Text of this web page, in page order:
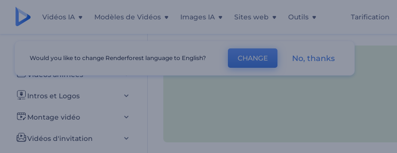
Vidéos IA Modèles de Vidéos Images IA Sites web Outils Tarification
Tous les modèles
Vidéos animées
Intros et Logos
Montage vidéo
Vidéos d'invitation
Accueil Modèles Visualisations Musicales
Would you like to change Renderforest language to English? CHANGE No, thanks